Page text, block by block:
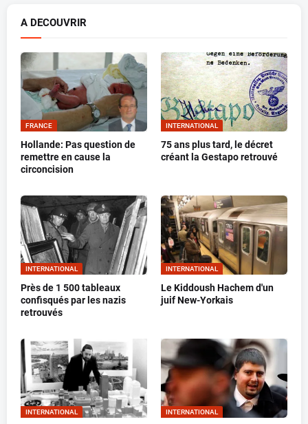
A DECOUVRIR
FRANCE
Hollande: Pas question de
remettre en cause la
circoncision
INTERNATIONAL
75 ans plus tard, le décret
créant la Gestapo retrouvé
INTERNATIONAL
Près de 1 500 tableaux
confisqués par les nazis
retrouvés
INTERNATIONAL
Le Kiddoush Hachem d'un
juif New-Yorkais
INTERNATIONAL INTERNATIONAL